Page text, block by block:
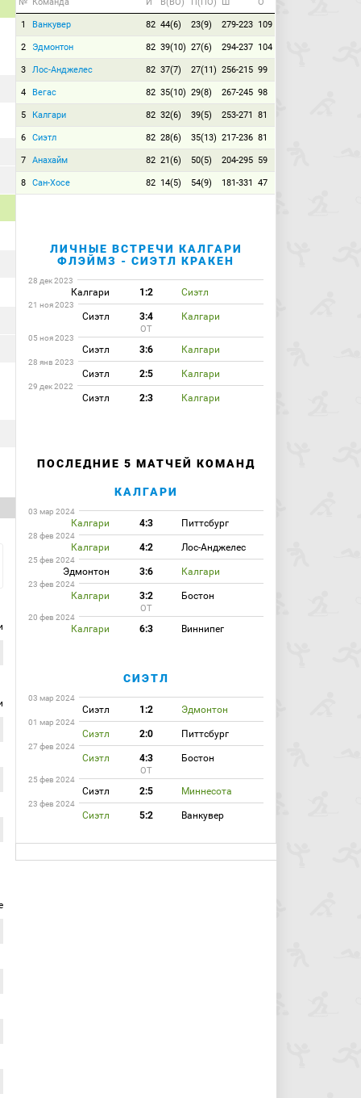
1 Ванкувер 82 44(6) 23(9) 279-223 109
2 Эдмонтон 82 39(10) 27(6) 294-237 104
3 Лос-Анджелес 82 37(7) 27(11) 256-215 99
4 Вегас 82 35(10) 29(8) 267-245 98
5 Калгари 82 32(6) 39(5) 253-271 81
6 Сиэтл 82 28(6) 35(13) 217-236 81
7 Анахайм 82 21(6) 50(5) 204-295 59
8 Сан-Хосе 82 14(5) 54(9) 181-331 47
ЛИЧНЫЕ ВСТРЕЧИ КАЛГАРИ
ФЛЭЙМЗ - СИЭТЛ КРАКЕН
28 дек 2023
Калгари 1:2 Сиэтл
21 ноя 2023
Сиэтл 3:4 Калгари
ОТ
05 ноя 2023
Сиэтл 3:6 Калгари
28 янв 2023
Сиэтл 2:5 Калгари
29 дек 2022
Сиэтл 2:3 Калгари
ПОСЛЕДНИЕ 5 МАТЧЕЙ КОМАНД
КАЛГАРИ
03 мар 2024
Калгари 4:3 Питтсбург
28 фев 2024
Калгари 4:2 Лос-Анджелес
25 фев 2024
Эдмонтон 3:6 Калгари
23 фев 2024
Калгари 3:2 Бостон
ОТ
20 фев 2024
Калгари 6:3 Виннипег
СИЭТЛ
03 мар 2024
Сиэтл 1:2 Эдмонтон
01 мар 2024
Сиэтл 2:0 Питтсбург
27 фев 2024
Сиэтл 4:3 Бостон
ОТ
25 фев 2024
Сиэтл 2:5 Миннесота
23 фев 2024
Сиэтл 5:2 Ванкувер